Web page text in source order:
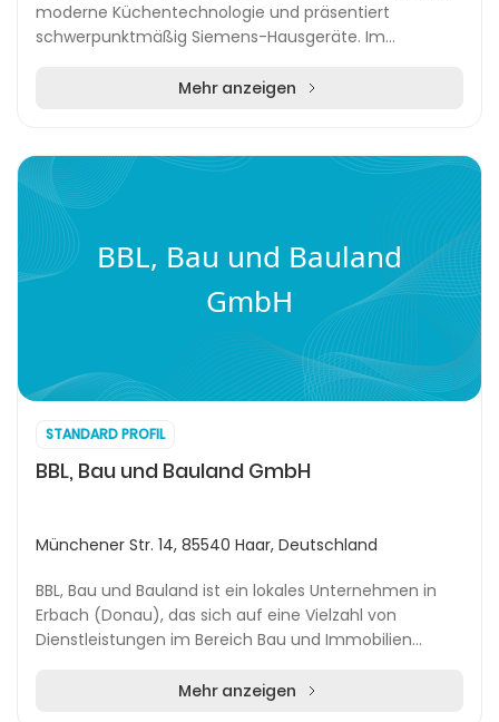
moderne Küchentechnologie und präsentiert
schwerpunktmäßig Siemens-Hausgeräte. Im
Dunstabzugssysteme,...Mehr anzeigen
BBL, Bau und Bauland
GmbH
STANDARD PROFIL
BBL, Bau und Bauland GmbH
Münchener Str. 14, 85540 Haar, Deutschland
BBL, Bau und Bauland ist ein lokales Unternehmen in
Erbach (Donau), das sich auf eine Vielzahl von
Dienstleistungen im Bereich Bau und Immobilien
Mehr anzeigen